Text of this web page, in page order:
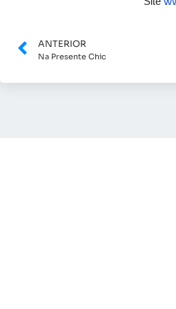
ANTERIOR
Na Presente Chic